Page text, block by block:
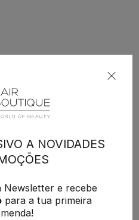
A NOVIDADES
Newsletter e recebe
para a tua primeira